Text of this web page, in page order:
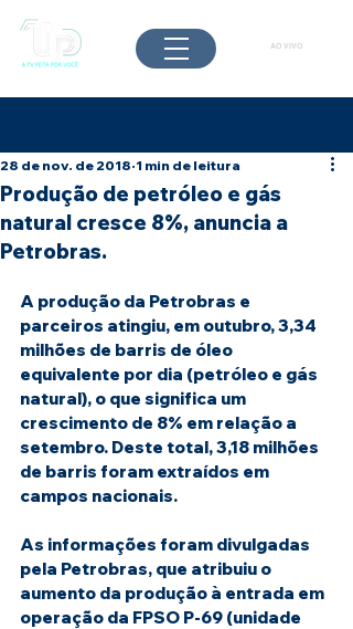
AO VIVO
Produção de petróleo e gás
natural cresce 8%, anuncia a
Petrobras.
28 de nov. de 2018 1 min de leitura
A produção da Petrobras e
parceiros atingiu, em outubro, 3,34
milhões de barris de óleo
equivalente por dia (petróleo e gás
natural), o que significa um
crescimento de 8% em relação a
setembro. Deste total, 3,18 milhões
de barris foram extraídos em
campos nacionais.
As informações foram divulgadas
pela Petrobras, que atribuiu o
aumento da produção à entrada em
operação da FPSO P-69 (unidade